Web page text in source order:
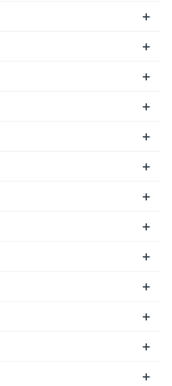
+
+
+
+
+
+
+
+
+
+
+
+
+